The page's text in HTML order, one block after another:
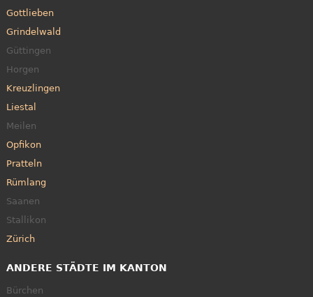
Gottlieben
Grindelwald
Güttingen
Horgen
Kreuzlingen
Liestal
Meilen
Opfikon
Pratteln
Rümlang
Saanen
Stallikon
Zürich
ANDERE STÄDTE IM KANTON
Bürchen